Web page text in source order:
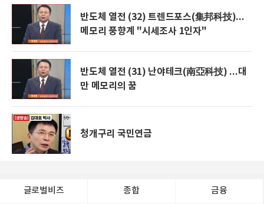
반도체 열전 (32) 트렌드포스(集邦科技)...
메모리 풍향계 "시세조사 1인자"
반도체 열전 (31) 난야테크(南亞科技) ...대
만 메모리의 꿈
청개구리 국민연금
글로벌비즈 종합 금융